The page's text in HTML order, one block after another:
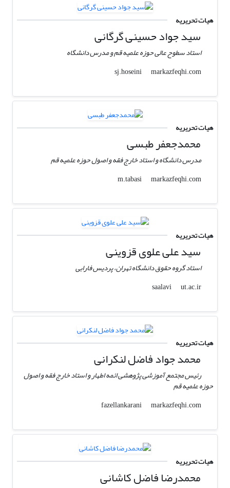
هیات تحریریه
سید جواد حسینی گرگانی
استاد سطوح عالی حوزه علمیه قم و مدرس دانشگاه
sj.hoseini
markazfeqhi.com
هیات تحریریه
محمدجعفر طبسی
مدرس دانشگاه و استاد خارج فقه و اصول حوزه علمیه قم
m.tabasi
markazfeqhi.com
هیات تحریریه
سید علی علوی قزوینی
استاد گروه حقوق دانشگاه تهران، پردیس فارابی
saalavi
ut.ac.ir
هیات تحریریه
محمد جواد فاضل لنکرانی
رئیس مجتمع آموزشی پژوهشی ائمه اطهار و استاد خارج فقه و اصول
حوزه علمیه قم
fazellankarani
markazfeqhi.com
هیات تحریریه
محمدرضا فاضل کاشانی